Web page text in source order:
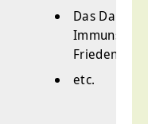
Das Darm-
Frieden
etc.